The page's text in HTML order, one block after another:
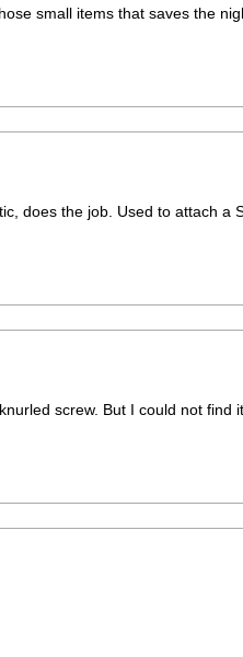
small items that saves the
does the job. Used to attach a
screw. But I could not find